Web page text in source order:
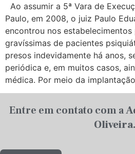
Ao assumir a 5ª Vara de
Paulo, em 2008, o juiz Paulo
encontrou nos
gravíssimas de pacientes
presos indevidamente há anos,
periódica e, em muitos casos,
médica. Por meio da
Entre em contato com a
Oliveira.